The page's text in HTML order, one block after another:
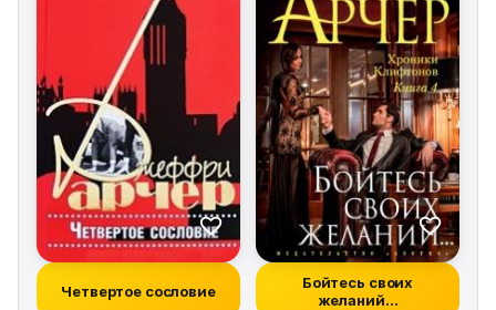
Четвертое сословие
Бойтесь своих
желаний…